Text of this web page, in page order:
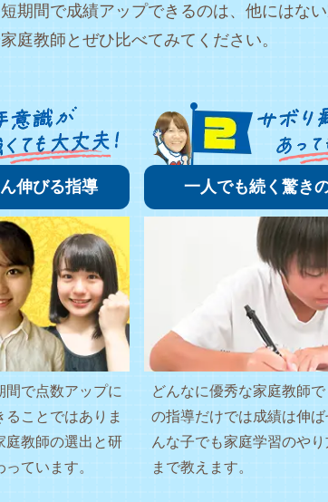
期間で成績アップできるのは、他にはな
庭教師とぜひ比べてみてください。
伸びる指導
間で点数アップに
ことではありま
庭教師の選出と研
ています。
一人でも続く驚き
どんなに優秀な家庭教師
の指導だけでは成績は伸
んな子でも家庭学習のやり
まで教えます。